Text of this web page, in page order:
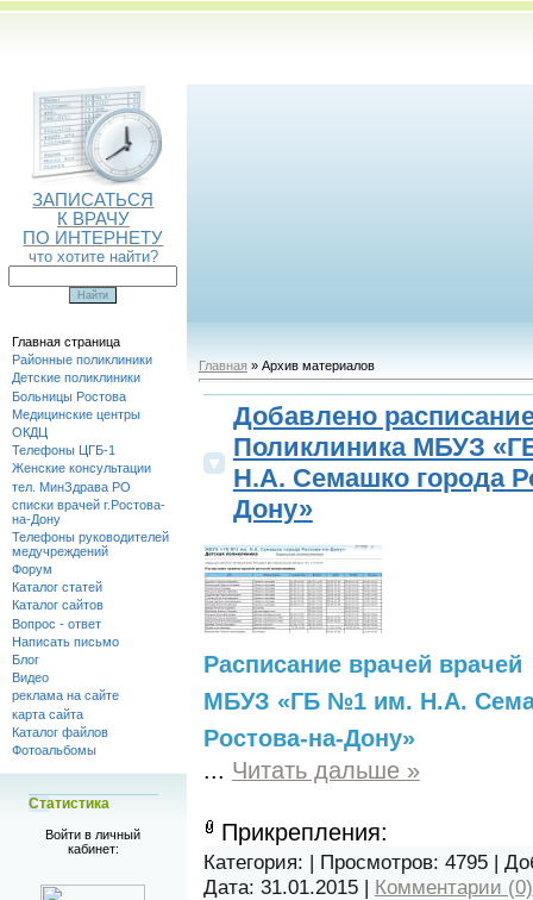
ЗАПИСАТЬСЯ
К ВРАЧУ
ПО ИНТЕРНЕТУ
что хотите найти?
Главная страница
Районные поликлиники
Детские поликлиники
Больницы Ростова
Медицинские центры
ОКДЦ
Телефоны ЦГБ-1
Женские консультации
тел. МинЗдрава РО
списки врачей г.Ростова-
на-Дону
Телефоны руководителей
медучреждений
Форум
Каталог статей
Каталог сайтов
Вопрос - ответ
Написать письмо
Блог
Видео
реклама на сайте
карта сайта
Каталог файлов
Фотоальбомы
Статистика
Войти в личный
кабинет:
Главная » Архив материалов
Добавлено
Поликлиника МБУЗ
Н.А. Семашко города
Дону»
Расписание врачей врачей
МБУЗ «ГБ №1 им. Н.А.
Ростова-на-Дону»
... Читать дальше »
Прикрепления:
Категория: | Просмотров: 4795 |
Дата: 31.01.2015| Комментарии (0)